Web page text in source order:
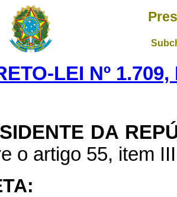
LEI Nº
DA
o artigo 55, item